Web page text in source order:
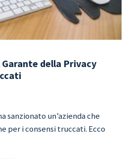
della Privacy
sanzionato un’azienda che
per i consensi truccati. Ecco